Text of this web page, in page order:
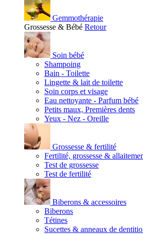
Gemmothérapie
Grossesse & Bébé Retour
Soin bébé
Shampoing
Bain - Toilette
Lingette & lait de toilette
Soin corps et visage
Eau nettoyante - Parfum bébé
Petits maux, Premières dents
Yeux - Nez - Oreille
Grossesse & fertilité
Fertilité, grossesse &
Test de grossesse
Test de fertilité
Biberons & accessoires
Biberons
Tétines
Sucettes & anneaux de